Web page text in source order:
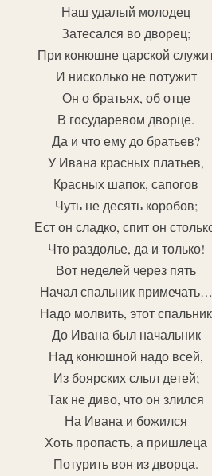
Наш удалый молодец
Затесался во дворец;
При конюшне царской
И нисколько не потужит
Он о братьях, об отце
В государевом дворце.
Да и что ему до братьев?
У Ивана красных платьев,
Красных шапок, сапогов
Чуть не десять коробов;
Ест он сладко, спит он
Что раздолье, да и только!
Вот неделей через пять
Начал спальник примечать…
Надо молвить, этот спальник
До Ивана был начальник
Над конюшной надо всей,
Из боярских слыл детей;
Так не диво, что он злился
На Ивана и божился
Хоть пропасть, а пришлеца
Потурить вон из дворца.